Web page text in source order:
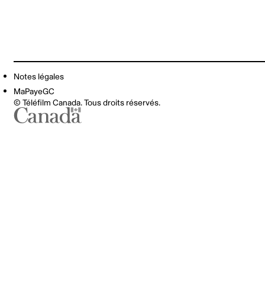
Notes légales
MaPayeGC
© Téléfilm Canada. Tous droits réservés.